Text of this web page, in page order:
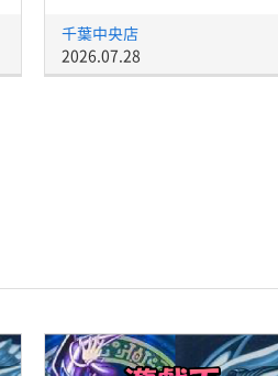
千葉中央店
2026.07.28